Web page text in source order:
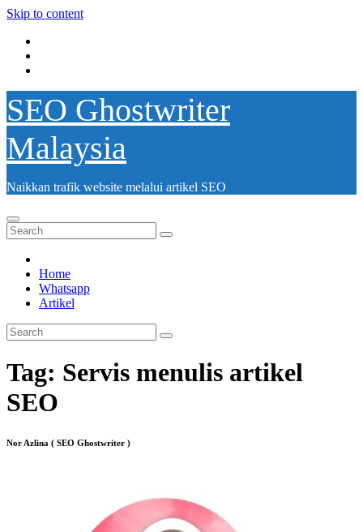
Skip to content
SEO Ghostwriter
Malaysia
Naikkan trafik website melalui artikel SEO
Home
Whatsapp
Artikel
Tag: Servis menulis artikel
SEO
Nor Azlina ( SEO Ghostwriter )